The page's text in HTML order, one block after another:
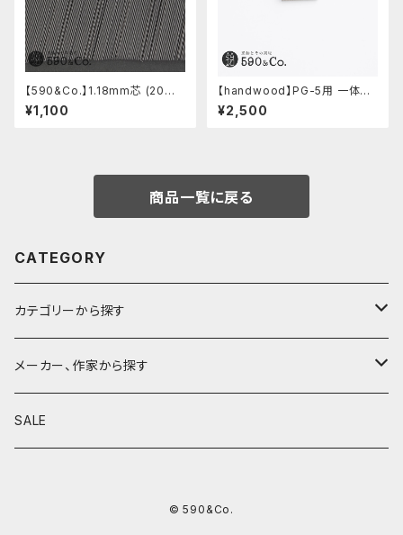
【590&Co.】1.18mm芯 (20本
入り)
¥1,100
【handwood】PG-5用 一体型
ノック部カバー (グルーブ/ステン
レス)
¥2,500
商品一覧に戻る
CATEGORY
カテゴリーから探す
鉛筆
鉛筆補助軸
メーカー、作家から探す
590&Co.
SALE
© 590&Co.